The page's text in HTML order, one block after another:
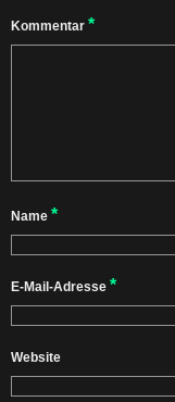
Kommentar *
Name *
E-Mail-Adresse *
Website